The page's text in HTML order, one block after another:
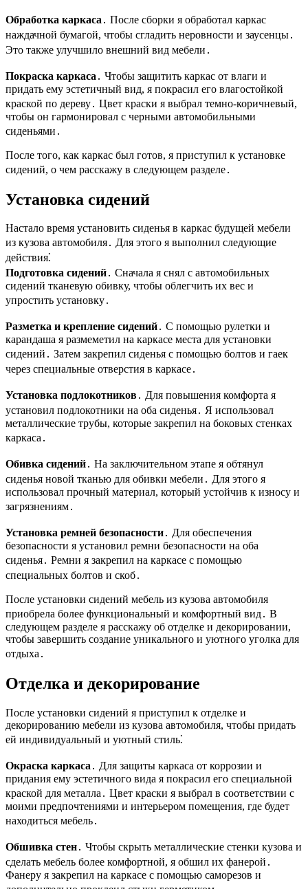
Обработка каркаса ․ После сборки я обработал каркас
наждачной бумагой, чтобы сгладить неровности и заусенцы․
Это также улучшило внешний вид мебели․
Покраска каркаса ․ Чтобы защитить каркас от влаги и
придать ему эстетичный вид, я покрасил его влагостойкой
краской по дереву․ Цвет краски я выбрал темно-коричневый,
чтобы он гармонировал с черными автомобильными
сиденьями․
После того, как каркас был готов, я приступил к установке
сидений, о чем расскажу в следующем разделе․
Установка сидений
Настало время установить сиденья в каркас будущей мебели
из кузова автомобиля․ Для этого я выполнил следующие
действия⁚
Подготовка сидений․ Сначала я снял с автомобильных
сидений тканевую обивку, чтобы облегчить их вес и
упростить установку․
Разметка и крепление сидений․ С помощью рулетки и
карандаша я размеметил на каркасе места для установки
сидений․ Затем закрепил сиденья с помощью болтов и гаек
через специальные отверстия в каркасе․
Установка подлокотников․ Для повышения комфорта я
установил подлокотники на оба сиденья․ Я использовал
металлические трубы, которые закрепил на боковых стенках
каркаса․
Обивка сидений․ На заключительном этапе я обтянул
сиденья новой тканью для обивки мебели․ Для этого я
использовал прочный материал, который устойчив к износу и
загрязнениям․
Установка ремней безопасности․ Для обеспечения
безопасности я установил ремни безопасности на оба
сиденья․ Ремни я закрепил на каркасе с помощью
специальных болтов и скоб․
После установки сидений мебель из кузова автомобиля
приобрела более функциональный и комфортный вид․ В
следующем разделе я расскажу об отделке и декорировании,
чтобы завершить создание уникального и уютного уголка для
отдыха․
Отделка и декорирование
После установки сидений я приступил к отделке и
декорированию мебели из кузова автомобиля, чтобы придать
ей индивидуальный и уютный стиль⁚
Окраска каркаса ․ Для защиты каркаса от коррозии и
придания ему эстетичного вида я покрасил его специальной
краской для металла․ Цвет краски я выбрал в соответствии с
моими предпочтениями и интерьером помещения, где будет
находиться мебель․
Обшивка стен․ Чтобы скрыть металлические стенки кузова и
сделать мебель более комфортной, я обшил их фанерой․
Фанеру я закрепил на каркасе с помощью саморезов и